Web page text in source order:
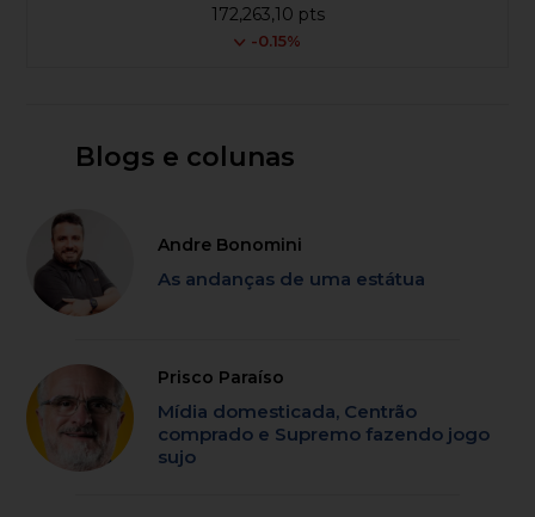
172,263,10 pts
-0.15%
Blogs e colunas
Andre Bonomini
As andanças de uma estátua
Prisco Paraíso
Mídia domesticada, Centrão
comprado e Supremo fazendo jogo
sujo